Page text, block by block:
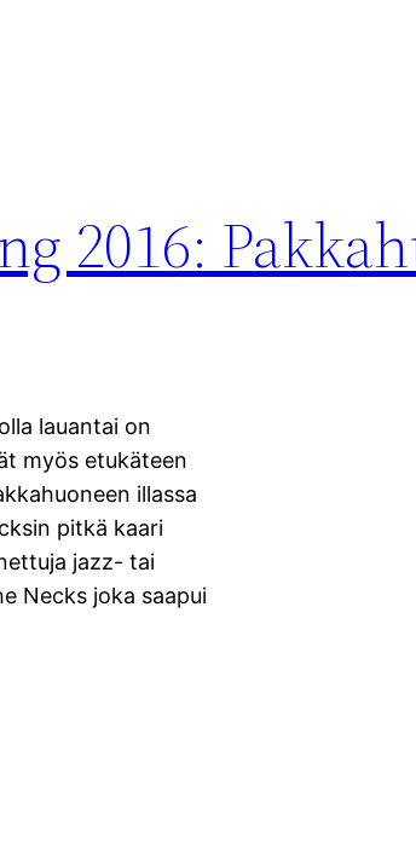
2016:
lauantai on
myös etukäteen
illassa
pitkä kaari
jazz- tai
Necks joka saapui